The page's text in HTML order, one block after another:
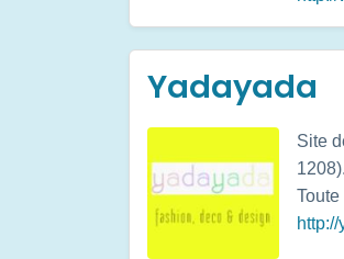
Yadayada
Site
1208).